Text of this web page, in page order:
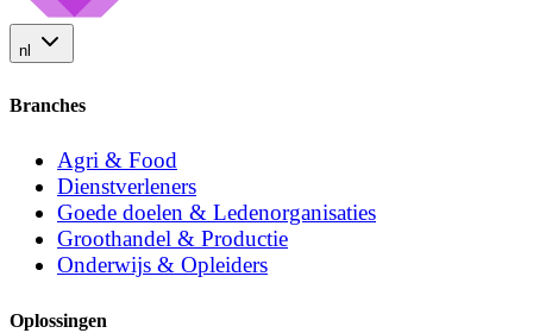
nl
Branches
Agri & Food
Dienstverleners
Goede doelen & Ledenorganisaties
Groothandel & Productie
Onderwijs & Opleiders
Oplossingen